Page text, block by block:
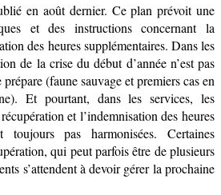
en août dernier. Ce plan prévoit une
et des instructions concernant la
des heures supplémentaires. Dans les
de la crise du début d’année n’est pas
(faune sauvage et premiers cas en
Et pourtant, dans les services, les
et l’indemnisation des heures
toujours pas harmonisées. Certaines
qui peut parfois être de plusieurs
s’attendent à devoir gérer la prochaine